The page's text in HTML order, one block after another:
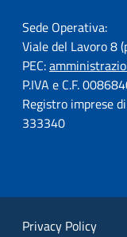
Sede Operativa:
Viale del Lavoro 8
PEC:
P.IVA e C.F.
Registro imprese
333340
Privacy Policy